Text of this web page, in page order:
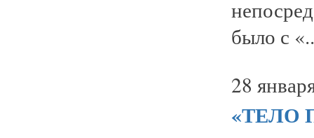
было с
28
«ТЕЛО